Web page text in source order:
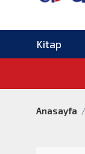
Kitap
Anasayfa